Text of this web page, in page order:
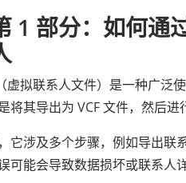
1 部分：如何通
虚拟联系人文件）是一种广泛
将其导出为 VCF 文件，然后进
它涉及多个步骤，例如导出联
可能会导致数据损坏或联系人